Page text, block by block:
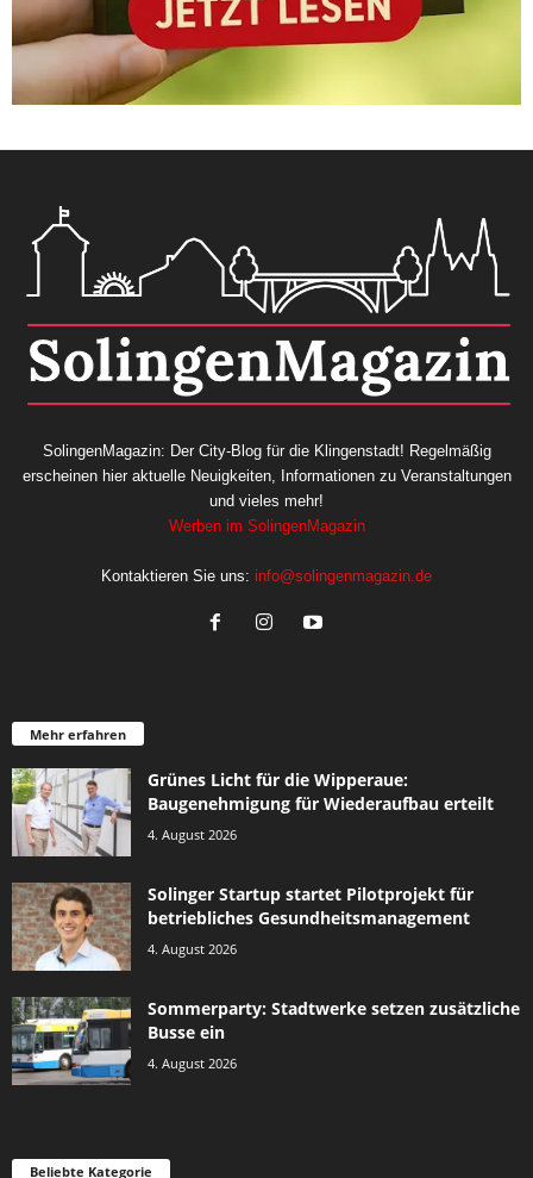
SolingenMagazin: Der City-Blog für die Klingenstadt! Regelmäßig
erscheinen hier aktuelle Neuigkeiten, Informationen zu Veranstaltungen
und vieles mehr!
Werben im SolingenMagazin
Kontaktieren Sie uns: info@solingenmagazin.de
Mehr erfahren
Grünes Licht für die Wipperaue:
Baugenehmigung für Wiederaufbau erteilt
4. August 2026
Solinger Startup startet Pilotprojekt für
betriebliches Gesundheitsmanagement
4. August 2026
Sommerparty: Stadtwerke setzen zusätzliche
Busse ein
4. August 2026
Beliebte Kategorie